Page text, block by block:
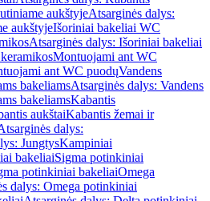
aukštyjeAtsarginės dalys:
aukštyjeIšoriniai bakeliai WC
Atsarginės dalys: Išoriniai bakeliai
Montuojami ant WC
ant WC puodųVandens
bakeliamsAtsarginės dalys: Vandens
bakeliamsKabantis
aukštaiKabantis žemai ir
dalys:
JungtysKampiniai
bakeliaiSigma potinkiniai
potinkiniai bakeliaiOmega
dalys: Omega potinkiniai